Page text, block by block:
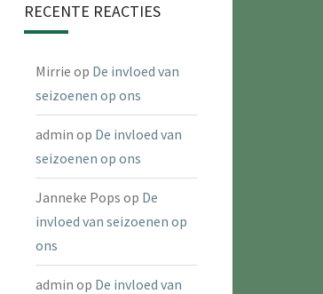
RECENTE REACTIES
Mirrie op De invloed van
seizoenen op ons
admin op De invloed van
seizoenen op ons
Janneke Pops op De
invloed van seizoenen op
ons
admin op De invloed van